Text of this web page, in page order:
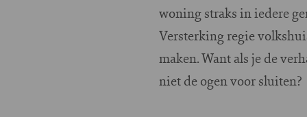
woning straks in iedere
Versterking regie
maken. Want als je de
niet de ogen voor sluiten?